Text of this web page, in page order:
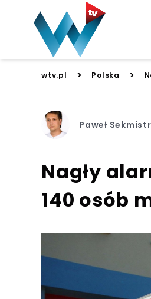
wtv.pl > Polska >
Paweł
Nagły
140 osób